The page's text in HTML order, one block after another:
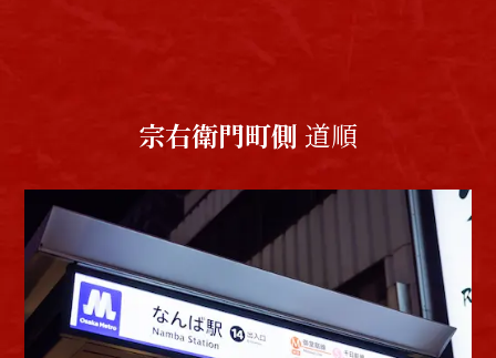
宗右衛門町側 道順